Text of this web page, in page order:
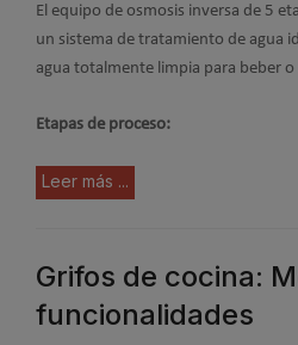
El equipo de osmosis inversa de 5
un sistema de tratamiento de agua
agua totalmente limpia para beber o
Etapas de proceso:
Leer más ...
Grifos de cocina:
funcionalidades